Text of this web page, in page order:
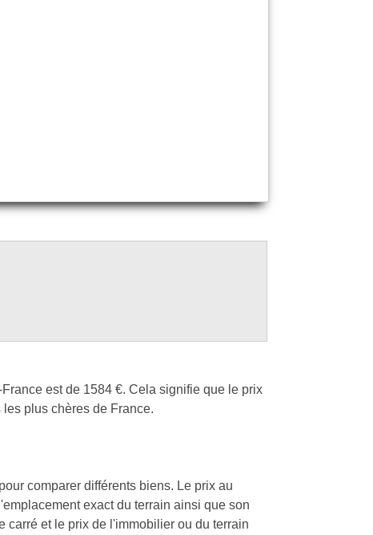
est de 1584 €. Cela signifie que le prix
plus chères de France.
comparer différents biens. Le prix au
exact du terrain ainsi que son
carré et le prix de l'immobilier ou du terrain